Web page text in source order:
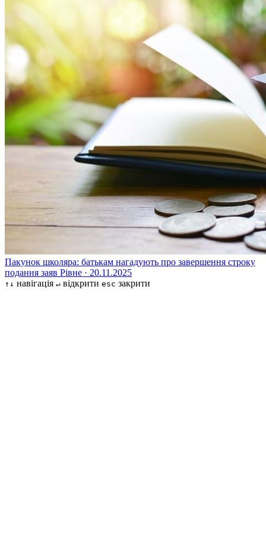
Пакунок школяра: батькам нагадують про завершення строку
подання заяв Рівне · 20.11.2025
↑↓ навігація ↵ відкрити esc закрити